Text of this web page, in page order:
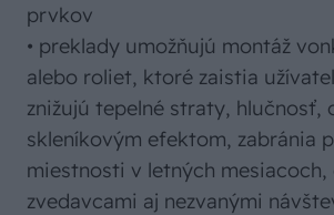
prvkov
• preklady umožňujú montáž
alebo roliet, ktoré zaistia
znižujú tepelné straty, hlučnosť,
skleníkovým efektom, zabránia
miestnosti v letných mesiacoch,
zvedavcami aj nezvanými